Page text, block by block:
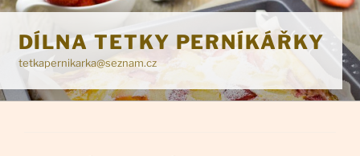
Přejít
obsahu
webu
DÍLNA TETKY PERNÍKÁŘKY
tetkapernikarka@seznam.cz